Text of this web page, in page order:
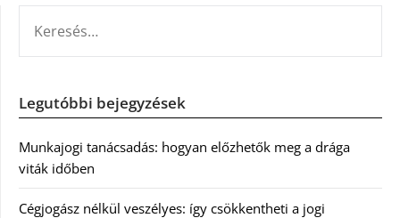
Legutóbbi bejegyzések
Munkajogi tanácsadás: hogyan előzhetők meg a drága
viták időben
Cégjogász nélkül veszélyes: így csökkentheti a jogi